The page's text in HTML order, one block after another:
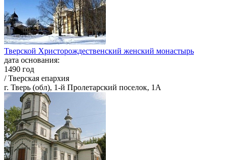
Тверской Христорождественский женский монастырь
дата основания:
1490 год
/ Тверская епархия
г. Тверь (обл), 1-й Пролетарский поселок, 1А